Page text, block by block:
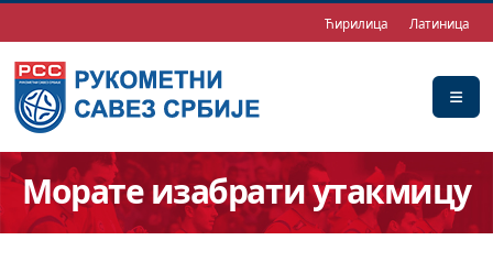
Ћирилица Латиница
Морате изабрати утакмицу